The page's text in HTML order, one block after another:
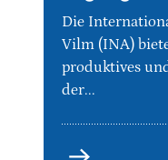
Die
Vilm (INA)
produktives
der...
Tagungszentrum